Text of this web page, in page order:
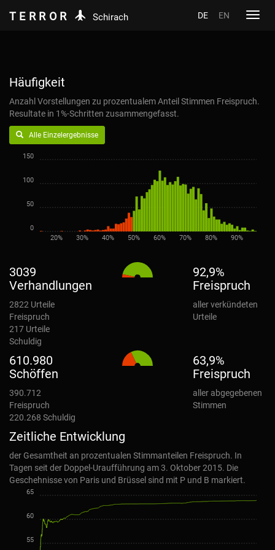
TERROR Schirach DE EN
Häufigkeit
Anzahl Vorstellungen zu prozentualem Anteil Stimmen Freispruch.
Resultate in 1%-Schritten zusammengefasst.
Alle Einzelergebnisse
20% 30% 40% 50% 60% 70% 80% 90%
0
50
100
150
3039
Verhandlungen
2822 Urteile
Freispruch
217 Urteile
Schuldig
92,9%
Freispruch
aller verkündeten
Urteile
610.980
Schöffen
390.712
Freispruch
220.268 Schuldig
63,9%
Freispruch
aller abgegebenen
Stimmen
Zeitliche Entwicklung
der Gesamtheit an prozentualen Stimmanteilen Freispruch. In
Tagen seit der Doppel-Uraufführung am 3. Oktober 2015. Die
Geschehnisse von Paris und Brüssel sind mit P und B markiert.
55
60
65